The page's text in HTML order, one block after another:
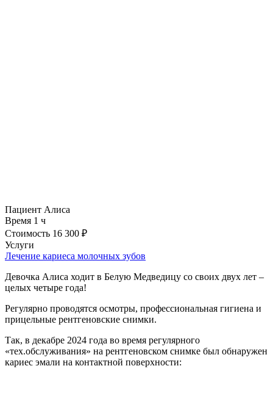
Пациент Алиса
Время 1 ч
Стоимость 16 300 ₽
Услуги
Лечение кариеса молочных зубов
Девочка Алиса ходит в Белую Медведицу со своих двух лет –
целых четыре года!
Регулярно проводятся осмотры, профессиональная гигиена и
прицельные рентгеновские снимки.
Так, в декабре 2024 года во время регулярного
«тех.обслуживания» на рентгеновском снимке был обнаружен
кариес эмали на контактной поверхности: